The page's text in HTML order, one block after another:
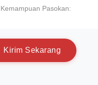
Kemampuan Pasokan:
Kirim Sekarang